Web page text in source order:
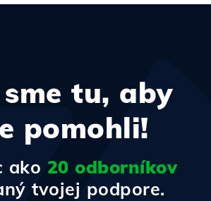
sme tu, aby
pomohli!
ako 20 odborníkov
tvojej podpore.